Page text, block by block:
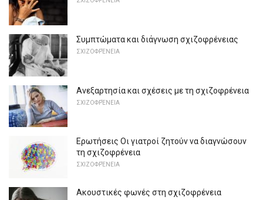
Συμπτώματα και διάγνωση σχιζοφρένειας
ΣΧΙΖΟΦΡΈΝΕΙΑ
Ανεξαρτησία και σχέσεις με τη σχιζοφρένεια
ΣΧΙΖΟΦΡΈΝΕΙΑ
Ερωτήσεις Οι γιατροί ζητούν να διαγνώσουν
τη σχιζοφρένεια
ΣΧΙΖΟΦΡΈΝΕΙΑ
Ακουστικές φωνές στη σχιζοφρένεια